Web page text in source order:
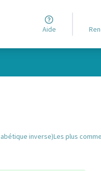
Aide
inverse)Les plus